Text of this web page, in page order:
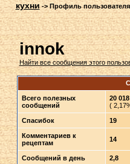
кухни->Профиль пользователя
innok
Найти все сообщения этого
Всего полезных
сообщений
20 018
(
Спасибок 19
Комментариев к
рецептам
14
Сообщений в день 2,8